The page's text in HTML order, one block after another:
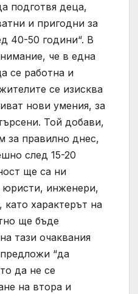
подготвя деца,
и пригодни за
40-50 години“. В
че в една
се работна и
се изисква
нови умения, за
Той добави,
за правилно днес,
след 15-20
ще са ни
юристи, инженери,
характерът на
ще бъде
тази очаквания
“да
да не се
на втора и